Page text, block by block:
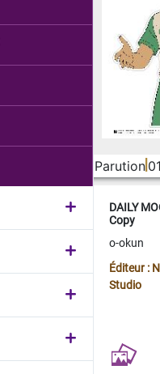
Parution
DAILY
Copy
o-okun
Éditeur :
Studio